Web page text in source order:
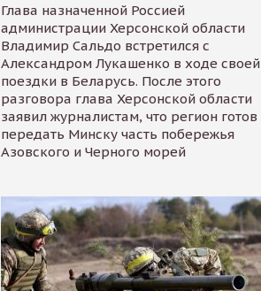
Глава назначенной Россией
администрации Херсонской области
Владимир Сальдо встретился с
Александром Лукашенко в ходе своей
поездки в Беларусь. После этого
разговора глава Херсонской области
заявил журналистам, что регион готов
передать Минску часть побережья
Азовского и Черного морей